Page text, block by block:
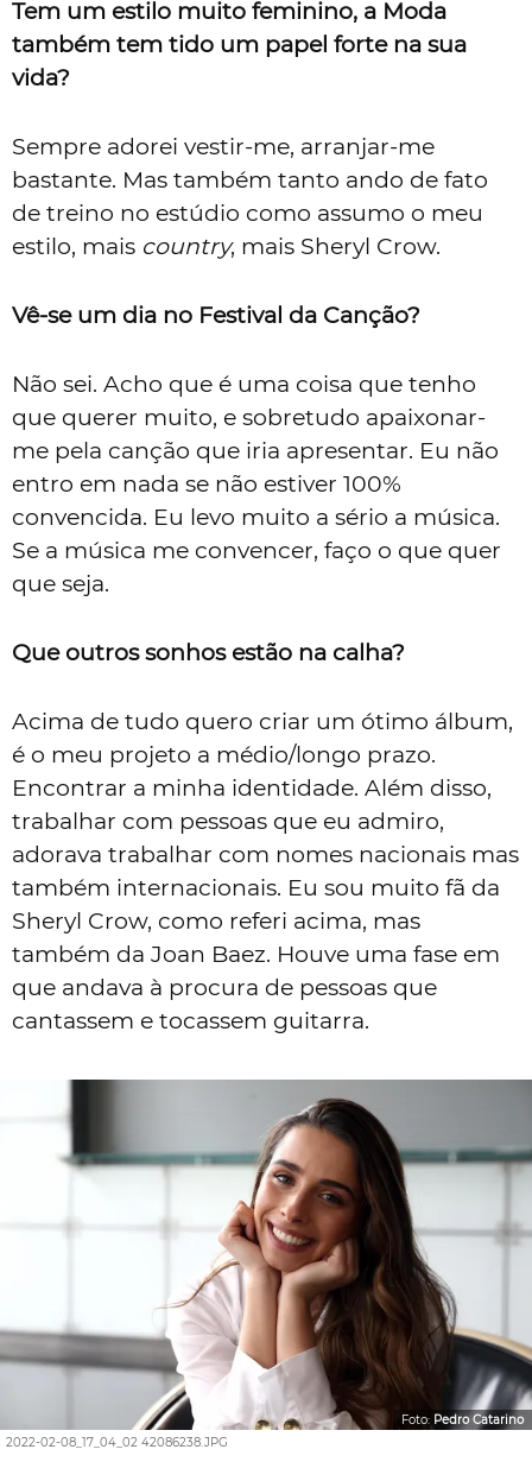
Tem um estilo muito feminino, a Moda
também tem tido um papel forte na sua
vida?
Sempre adorei vestir-me, arranjar-me
bastante. Mas também tanto ando de fato
de treino no estúdio como assumo o meu
estilo, mais country, mais Sheryl Crow.
Vê-se um dia no Festival da Canção?
Não sei. Acho que é uma coisa que tenho
que querer muito, e sobretudo apaixonar-
me pela canção que iria apresentar. Eu não
entro em nada se não estiver 100%
convencida. Eu levo muito a sério a música.
Se a música me convencer, faço o que quer
que seja.
Que outros sonhos estão na calha?
Acima de tudo quero criar um ótimo álbum,
é o meu projeto a médio/longo prazo.
Encontrar a minha identidade. Além disso,
trabalhar com pessoas que eu admiro,
adorava trabalhar com nomes nacionais mas
também internacionais. Eu sou muito fã da
Sheryl Crow, como referi acima, mas
também da Joan Baez. Houve uma fase em
que andava à procura de pessoas que
cantassem e tocassem guitarra.
2022-02-08_17_04_02 42086238.JPG
Foto: Pedro Catarino